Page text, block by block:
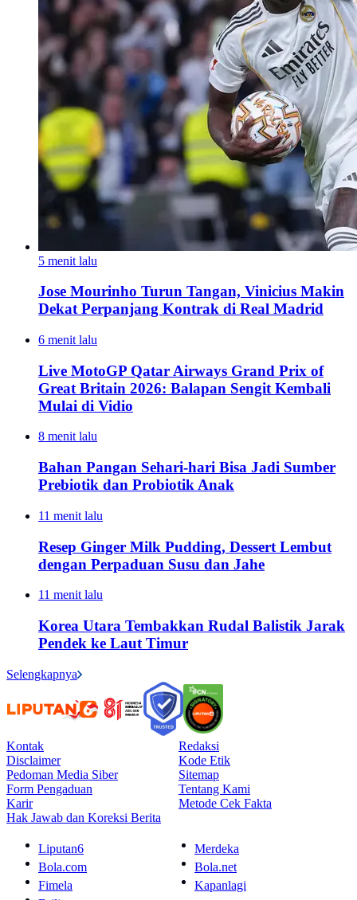
5 menit lalu
Jose Mourinho Turun Tangan, Vinicius Makin
Dekat Perpanjang Kontrak di Real Madrid
6 menit lalu
Live MotoGP Qatar Airways Grand Prix of
Great Britain 2026: Balapan Sengit Kembali
Mulai di Vidio
8 menit lalu
Bahan Pangan Sehari-hari Bisa Jadi Sumber
Prebiotik dan Probiotik Anak
11 menit lalu
Resep Ginger Milk Pudding, Dessert Lembut
dengan Perpaduan Susu dan Jahe
11 menit lalu
Korea Utara Tembakkan Rudal Balistik Jarak
Pendek ke Laut Timur
Selengkapnya
Kontak
Redaksi
Disclaimer
Kode Etik
Pedoman Media Siber
Sitemap
Form Pengaduan
Tentang Kami
Karir
Metode Cek Fakta
Hak Jawab dan Koreksi Berita
Liputan6
Merdeka
Bola.com
Bola.net
Fimela
Kapanlagi